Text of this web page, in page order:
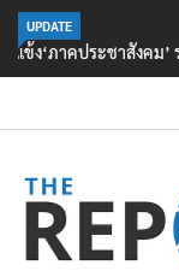
UPDATE
‘ภาคประชาสังคม’ รว
ต้อนรับอาชญากร’